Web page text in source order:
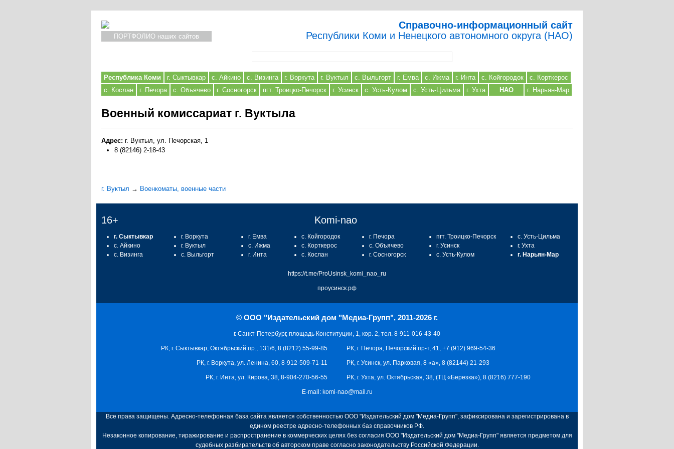
ПОРТФОЛИО наших сайтов
Справочно-информационный сайт
Республики Коми и Ненецкого автономного округа (НАО)
Республика Коми г. Сыктывкар с. Айкино с. Визинга г. Воркута г. Вуктыл с. Выльгорт г. Емва с. Ижма г. Инта с. Койгородок
с. Корткерос
с. Кослан
г. Печора с. Объячево г. Сосногорск пгт. Троицко-Печорск г. Усинск с. Усть-Кулом с. Усть-Цильма г. Ухта НАО г. Нарьян-Мар
Военный комиссариат г. Вуктыла
Адрес: г. Вуктыл, ул. Печорская, 1
8 (82146) 2-18-43
г. Вуктыл → Военкоматы, военные части
16+ Komi-nao
г. Сыктывкар
с. Айкино
с. Визинга
г. Воркута
г. Вуктыл
с. Выльгорт
г. Емва
с. Ижма
г. Инта
с. Койгородок
с. Корткерос
с. Кослан
г. Печора
с. Объячево
г. Сосногорск
пгт. Троицко-Печорск
г. Усинск
с. Усть-Кулом
с. Усть-Цильма
г. Ухта
г. Нарьян-Мар
https://t.me/ProUsinsk_komi_nao_ru
проусинск.рф
© ООО "Издательский дом "Медиа-Групп", 2011-2026 г.
г. Санкт-Петербург, площадь Конституции, 1, кор. 2, тел. 8-911-016-43-40
РК, г. Печора, Печорский пр-т, 41, +7 (912) 969-54-36
РК, г. Усинск, ул. Парковая, 8 «а», 8 (82144) 21-293
РК, г. Ухта, ул. Октябрьская, 38, (ТЦ «Березка»), 8 (8216) 777-190
РК, г. Сыктывкар, Октябрьский пр., 131/6, 8 (8212) 55-99-85
РК, г. Воркута, ул. Ленина, 60, 8-912-509-71-11
РК, г. Инта, ул. Кирова, 38, 8-904-270-56-55
E-mail: komi-nao@mail.ru
Все права защищены. Адресно-телефонная база сайта является собственностью ООО "Издательский дом "Медиа-Групп", зафиксирована и зарегистрирована в
едином реестре адресно-телефонных баз справочников РФ.
Незаконное копирование, тиражирование и распространение в коммерческих целях без согласия ООО "Издательский дом "Медиа-Групп" является предметом для
судебных разбирательств об авторском праве согласно законодательству Российской Федерации.